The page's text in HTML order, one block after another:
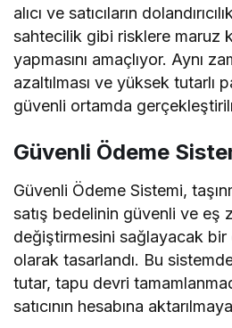
alıcı ve satıcıların
sahtecilik gibi risklere maruz
yapmasını amaçlıyor. Aynı
azaltılması ve yüksek tutarlı
güvenli ortamda
Güvenli Ödeme
Güvenli Ödeme Sistemi,
satış bedelinin güvenli ve eş
değiştirmesini sağlayacak bir
olarak tasarlandı. Bu
tutar, tapu devri
satıcının hesabına